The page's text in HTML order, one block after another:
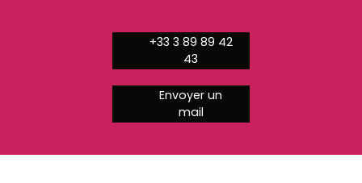
+33 3 89 89 42
43
Envoyer un
mail